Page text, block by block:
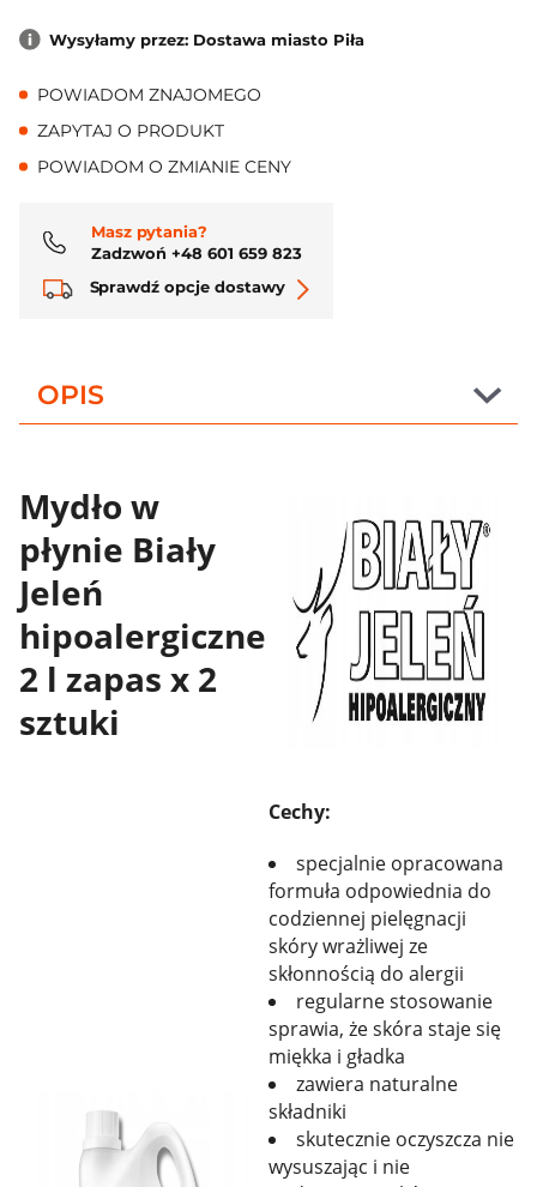
Wysyłamy przez: Dostawa miasto Piła
POWIADOM ZNAJOMEGO
ZAPYTAJ O PRODUKT
POWIADOM O ZMIANIE CENY
Masz pytania?
Zadzwoń +48 601 659 823
Sprawdź opcje dostawy
OPIS
Mydło w
płynie Biały
Jeleń
hipoalergiczne
2 l zapas x 2
sztuki
Cechy:
specjalnie opracowana
formuła odpowiednia do
codziennej pielęgnacji
skóry wrażliwej ze
skłonnością do alergii
regularne stosowanie
sprawia, że skóra staje się
miękka i gładka
zawiera naturalne
składniki
skutecznie oczyszcza nie
wysuszając i nie